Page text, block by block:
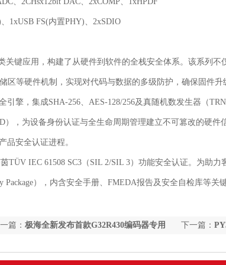
1xUSB FS(内置PHY)、2xSDIO
键应用，构建了从硬件到软件的全栈安全体系。该系列不
区等硬件机制，实现对代码与数据的多级防护，确保固件
擎，集成SHA-256、AES-128/256及真随机数发生器（
，为设备身份认证与全生命周期管理建立不可篡改的硬件
品安全认证进程。
IEC 61508 SC3（SIL 2/SIL 3）功能安全认证。为助力
），内含安全手册、FMEDA报告及安全自检库等关
下一篇：
篇： 极海全新发布首款G32R430编码器专用